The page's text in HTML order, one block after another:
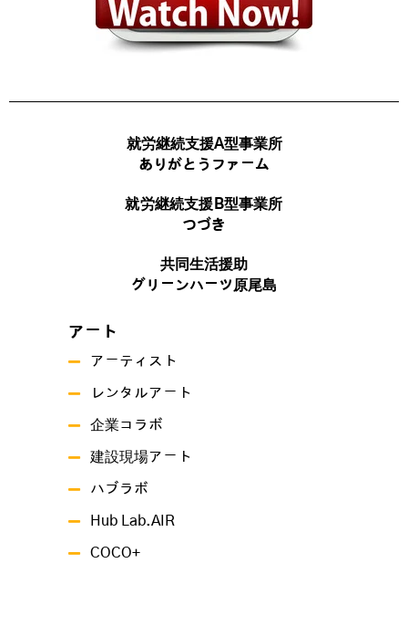
就労継続支援A型事業所
ありがとうファーム
就労継続支援B型事業所
つづき
共同生活援助
グリーンハーツ原尾島
アート
アーティスト
レンタルアート
企業コラボ
建設現場アート
ハブラボ
Hub Lab.AIR
COCO+